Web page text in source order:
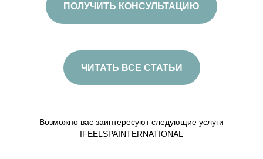
ПОЛУЧИТЬ КОНСУЛЬТАЦИЮ
ЧИТАТЬ ВСЕ СТАТЬИ
Возможно вас заинтересуют следующие услуги
IFEELSPAINTERNATIONAL